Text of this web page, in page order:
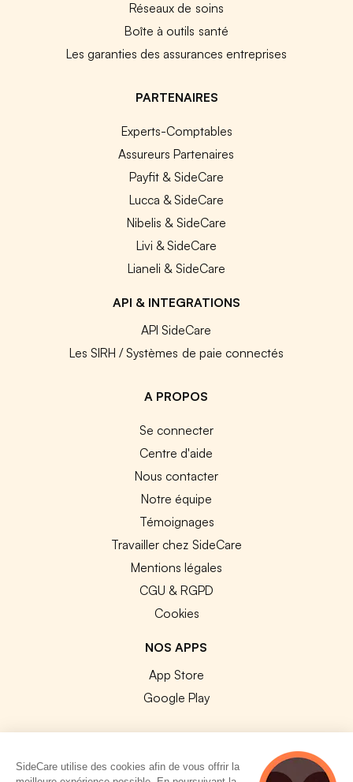
Réseaux de soins
Boîte à outils santé
Les garanties des assurances entreprises
PARTENAIRES
Experts-Comptables
Assureurs Partenaires
Payfit & SideCare
Lucca & SideCare
Nibelis & SideCare
Livi & SideCare
Lianeli & SideCare
API & INTEGRATIONS
API SideCare
Les SIRH / Systèmes de paie connectés
A PROPOS
Se connecter
Centre d'aide
Nous contacter
Notre équipe
Témoignages
Travailler chez SideCare
Mentions légales
CGU & RGPD
Cookies
NOS APPS
App Store
Google Play
SideCare utilise des cookies afin de vous offrir la